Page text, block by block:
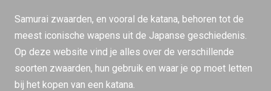
Samurai zwaarden, en vooral de katana, behoren tot de
meest iconische wapens uit de Japanse geschiedenis.
Op deze website vind je alles over de verschillende
soorten zwaarden, hun gebruik en waar je op moet letten
bij het kopen van een katana.